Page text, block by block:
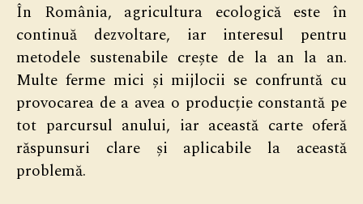
În România, agricultura ecologică este în
continuă dezvoltare, iar interesul pentru
metodele sustenabile crește de la an la an.
Multe ferme mici și mijlocii se confruntă cu
provocarea de a avea o producție constantă pe
tot parcursul anului, iar această carte oferă
răspunsuri clare și aplicabile la această
problemă.